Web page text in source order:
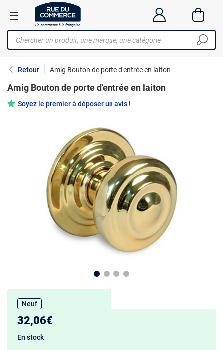
Retour Amig Bouton de porte d'entrée en laiton
Amig Bouton de porte d'entrée en laiton
Soyez le premier à déposer un avis !
Neuf
32,06€
En stock